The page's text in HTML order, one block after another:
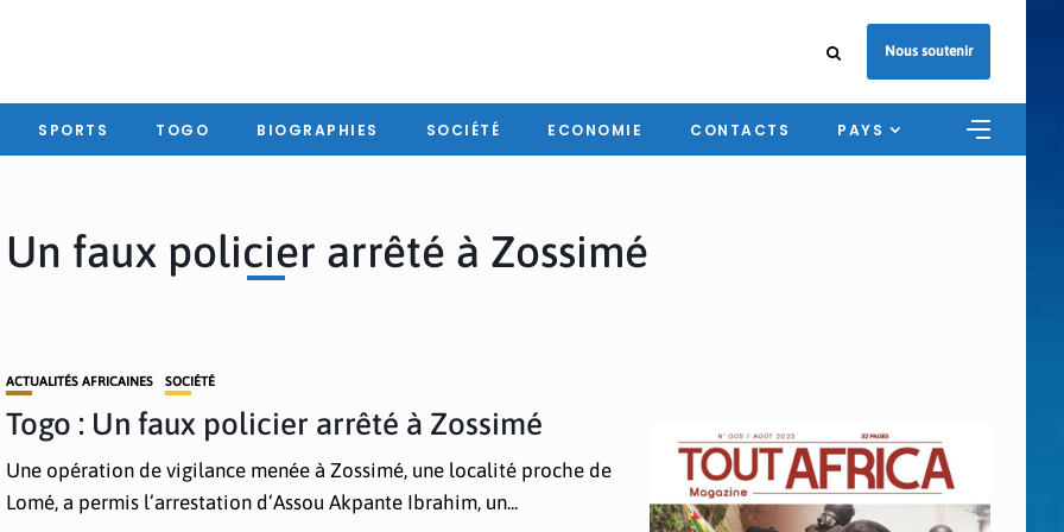
Nous soutenir
SPORTS TOGO BIOGRAPHIES SOCIÉTÉ ECONOMIE CONTACTS PAYS
Un faux policier arrêté à Zossimé
ACTUALITÉS AFRICAINES SOCIÉTÉ
Togo : Un faux policier arrêté à Zossimé
Une opération de vigilance menée à Zossimé, une localité proche de
Lomé, a permis l’arrestation d‘Assou Akpante Ibrahim, un...